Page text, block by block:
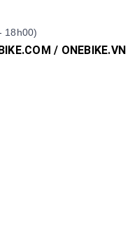
18h00)
/ ONEBIKE.VN